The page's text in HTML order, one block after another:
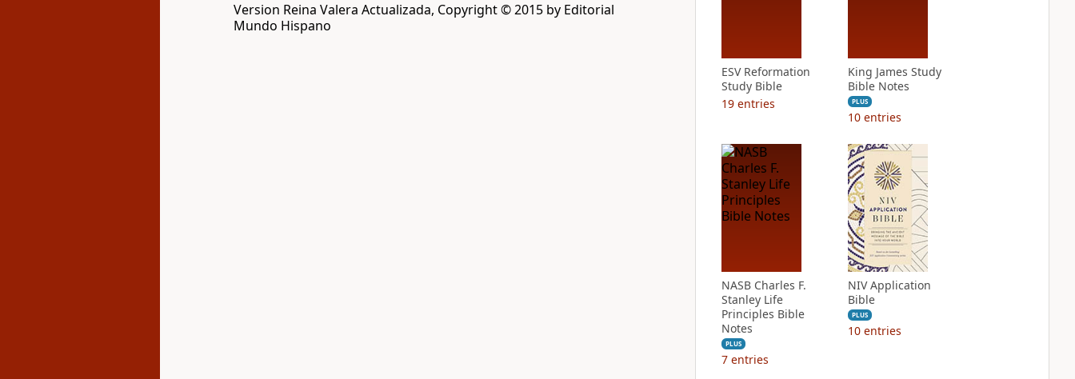
Version Reina Valera Actualizada, Copyright © 2015 by Editorial
Mundo Hispano
ESV Reformation
Study Bible
19 entries
King James Study
Bible Notes
PLUS
10 entries
NASB Charles F.
Stanley Life
Principles Bible
Notes
PLUS
7 entries
NIV Application
Bible
PLUS
10 entries